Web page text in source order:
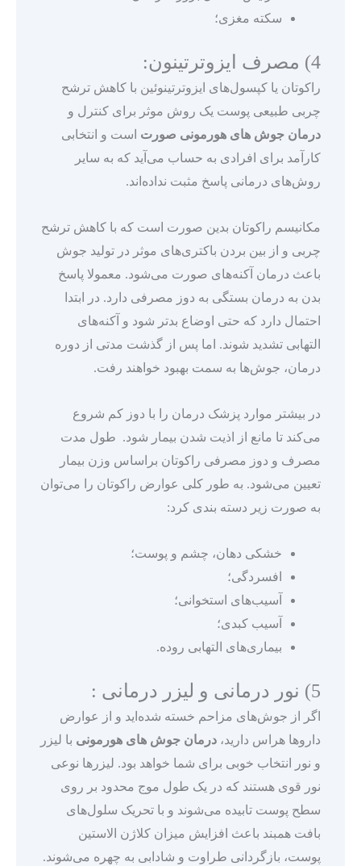
سکته مغزی؛
4) مصرف ایزوترتینون:
راکوتان یا کپسول‌های ایزوترتینوئین با کاهش ترشح
چربی طبیعی پوست یک روش موثر برای کنترل و
درمان جوش های هورمونی صورت است و انتخابی
کارآمد برای افرادی به حساب می‌آید که به سایر
روش‌های درمانی پاسخ مثبت نداده‌اند.
مکانیسم راکوتان بدین صورت است که با کاهش ترشح
چربی و از بین بردن باکتری‌های موثر در تولید جوش
باعث درمان آکنه‌های صورت می‌شود. معمولا پاسخ
بدن به درمان بستگی به دوز مصرفی دارد. در ابتدا
احتمال دارد که حتی اوضاع بدتر شود و آکنه‌های
التهابی تشدید شوند. اما پس از گذشت مدتی از دوره
درمان، جوش‌ها به سمت بهبود خواهند رفت.
در بیشتر موارد پزشک درمان را با دوز کم شروع
می‌کند تا مانع از اذیت شدن بیمار شود. طول مدت
مصرف و دوز مصرفی راکوتان براساس وزن بیمار
تعیین می‌شود. به طور کلی عوارض راکوتان را می‌توان
به صورت زیر دسته بندی کرد:
خشکی دهان، چشم و پوست؛
افسردگی؛
آسیب‌های استخوانی؛
آسیب کبدی؛
بیماری‌های التهابی روده.
5) نور درمانی و لیزر درمانی :
اگر از جوش‌های مزاحم خسته شده‌اید و از عوارض
داروها هراس دارید، درمان جوش های هورمونی با لیزر
و نور انتخاب خوبی برای شما خواهد بود. لیزرها نوعی
نور قوی هستند که در یک طول موج محدود بر روی
سطح پوست تابیده می‌‌شوند و با تحریک سلول‌های
بافت همبند باعث افزایش میزان کلاژن الاستین
پوست، بازگردانی طراوت و شادابی به چهره می‌شوند.